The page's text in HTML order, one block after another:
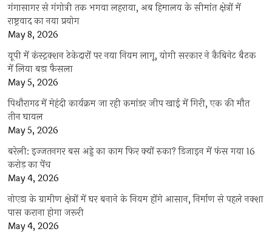
गंगासागर से गंगोत्री तक भगवा लहराया, अब हिमालय के सीमांत क्षेत्रों में
राष्ट्रवाद का नया प्रयोग
May 8, 2026
यूपी में कंस्ट्रक्शन ठेकेदारों पर नया नियम लागू, योगी सरकार ने कैबिनेट बैठक
में लिया बड़ा फैसला
May 5, 2026
पिथौरागढ़ में मेहंदी कार्यक्रम जा रही कमांडर जीप खाई में गिरी, एक की मौत
तीन घायल
May 5, 2026
बरेली: इज्जतनगर बस अड्डे का काम फिर क्यों रुका? डिजाइन में फंस गया 16
करोड़ का पेंच
May 4, 2026
नोएडा के ग्रामीण क्षेत्रों में घर बनाने के नियम होंगे आसान, निर्माण से पहले नक्शा
पास कराना होगा जरूरी
May 4, 2026